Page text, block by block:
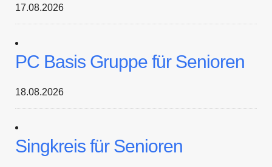
17.08.2026
PC Basis Gruppe für Senioren
18.08.2026
Singkreis für Senioren